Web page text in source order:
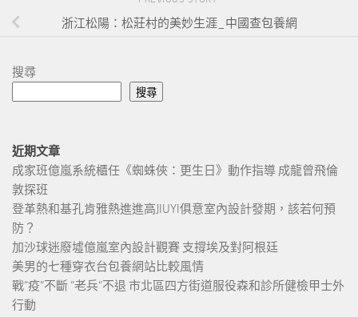
浙江松陽：松莊村的美妙生涯_中國查包養網
搜尋
搜尋
近期文章
成家班億嵐系統櫃任《蜘蛛俠：更生日》動作指導 成龍曾飛倫
敦探班
登革熱和基孔肯雅熱進進高JIUYI俱意室內設計發期，該若何預
防？
加沙球迷廢墟億嵐室內設計觀賽 支撐埃及對阿根廷
美男的七種穿衣台包養網站比較風情
戰“疫”不斷 “老兵”不退 市北區四方街道服役森和診所健檢甲士外
行動